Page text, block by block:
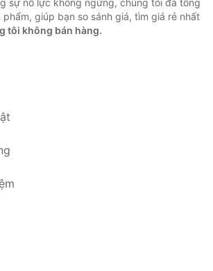
sự nỗ lực không ngừng, chúng tôi đã tổng
giúp bạn so sánh giá, tìm giá rẻ nhất
tôi không bán hàng.